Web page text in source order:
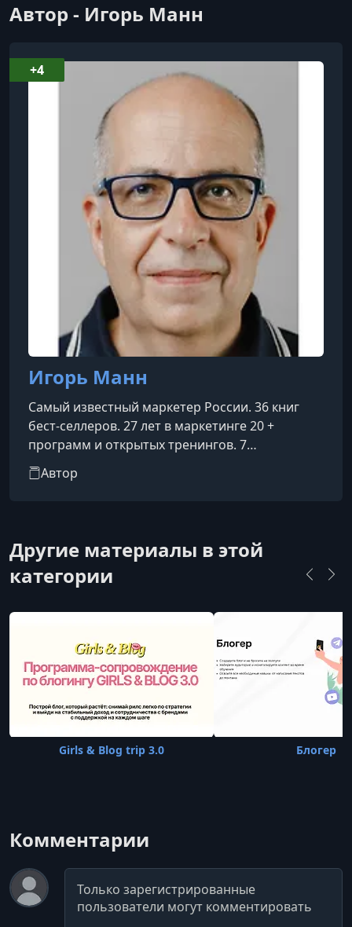
Автор - Игорь Манн
Игорь Манн
Самый известный маркетер России. 36 книг
бест-селлеров. 27 лет в маркетинге 20 +
программ и открытых тренингов. 7
корпоративных программ.
Автор
+4
Другие материалы в этой
категории
Girls & Blog trip 3.0 Блогер
Комментарии
Комментарий